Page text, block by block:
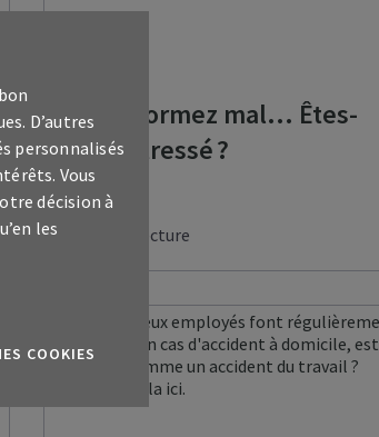
Vous dormez mal… Êtes-
vous stressé ?
4 min lecture
D’autres
personnalisés
Vous
décision à
les
COOKIES